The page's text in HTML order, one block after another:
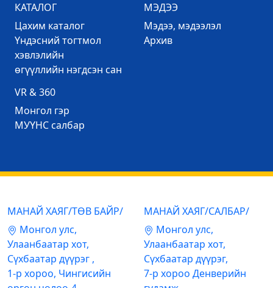
КАТАЛОГ
Цахим каталог
Үндэсний тогтмол
хэвлэлийн
өгүүллийн нэгдсэн сан
МЭДЭЭ
Mэдээ, мэдээлэл
Архив
VR & 360
Mонгол гэр
МУҮНС салбар
МАНАЙ ХАЯГ/ТӨВ БАЙР/
Mонгол улс,
Улаанбаатар хот,
Сүхбаатар дүүрэг ,
1-р хороо, Чингисийн
МАНАЙ ХАЯГ/САЛБАР/
Mонгол улс,
Улаанбаатар хот,
Сүхбаатар дүүрэг,
7-р хороо Денверийн